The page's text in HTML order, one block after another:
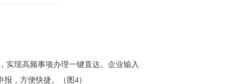
现高频事项办理一键直达。企业输入
，方便快捷。（图4）